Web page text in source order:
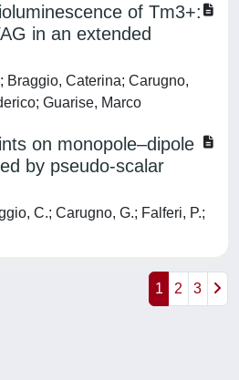
of Tm3+:
in an extended
Braggio, Caterina; Carugno,
Guarise, Marco
on monopole–dipole
by pseudo-scalar
C.; Carugno, G.; Falferi, P.;
1 2 3